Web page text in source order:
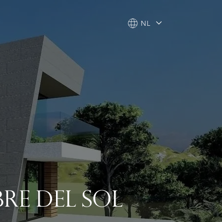
NL
DEL SOL
NL